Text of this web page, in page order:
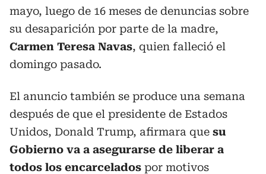
mayo, luego de 16 meses de denuncias sobre
su desaparición por parte de la madre,
Carmen Teresa Navas, quien falleció el
domingo pasado.
El anuncio también se produce una semana
después de que el presidente de Estados
Unidos, Donald Trump, afirmara que su
Gobierno va a asegurarse de liberar a
todos los encarcelados por motivos